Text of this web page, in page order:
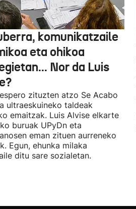
komunikatzaile
eta ohikoa
Nor da Luis
zituzten atzo Se Acabo
ultraeskuineko taldeak
emaitzak. Luis Alvise elkarte
buruak UPyDn eta
eman zituen aurreneko
Egun, ehunka milaka
ditu sare sozialetan.